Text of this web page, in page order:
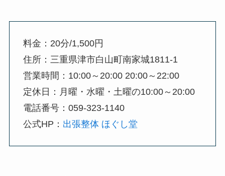
料金：20分/1,500円
住所：三重県津市白山町南家城1811-1
営業時間：10:00～20:00 20:00～22:00
定休日：月曜・水曜・土曜の10:00～20:00
電話番号：059-323-1140
公式HP： 出張整体 ほぐし堂